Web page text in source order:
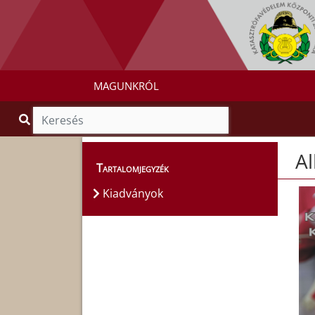
MAGUNKRÓL
Tartalomjegyzék
Kiadványok